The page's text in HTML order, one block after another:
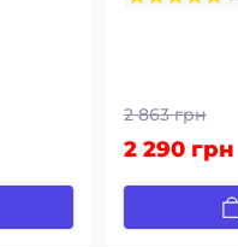
2 863 грн
2 290 грн